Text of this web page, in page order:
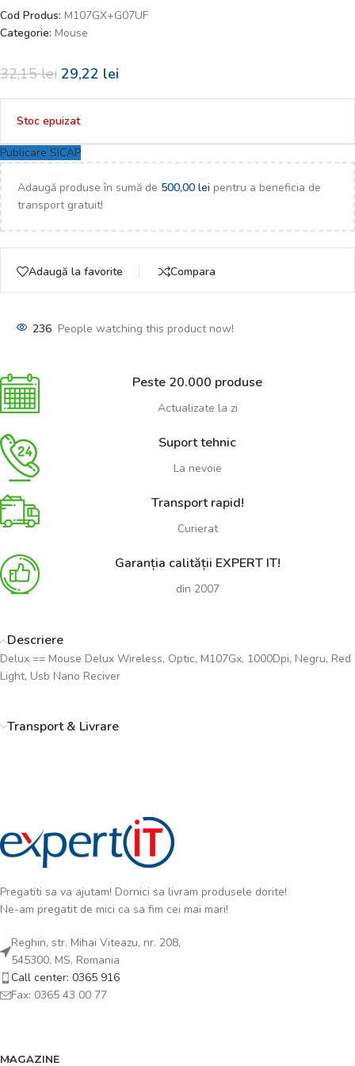
Cod Produs: M107GX+G07UF
Categorie: Mouse
32,15lei 29,22 lei
Stoc epuizat
Publicare SICAP
Adaugă produse în sumă de 500,00 lei pentru a beneficia de
transport gratuit!
Adaugă la favorite Compara
236 People watching this product now!
Peste 20.000 produse
Actualizate la zi
Suport tehnic
La nevoie
Transport rapid!
Curierat
Garanția calității EXPERT IT!
din 2007
Descriere
Delux == Mouse Delux Wireless, Optic, M107Gx, 1000Dpi, Negru, Red
Light, Usb Nano Reciver
Transport & Livrare
Pregatiti sa va ajutam! Dornici sa livram produsele dorite!
Ne-am pregatit de mici ca sa fim cei mai mari!
Reghin, str. Mihai Viteazu, nr. 208,
545300, MS, Romania
Call center: 0365 916
Fax: 0365 43 00 77
MAGAZINE